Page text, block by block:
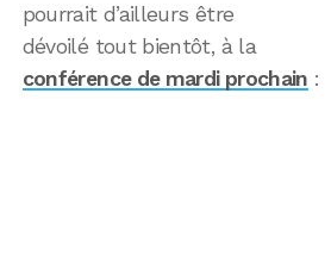
pourrait d’ailleurs être
dévoilé tout bientôt, à la
conférence de mardi prochain :